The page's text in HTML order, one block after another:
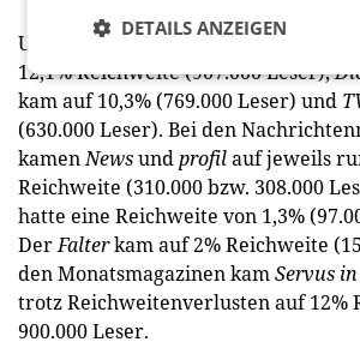
Unter den Magazinen erzielte das
12,1% Reichweite (907.000 Leser),
kam auf 10,3% (769.000 Leser) und
(630.000 Leser). Bei den
kamenNewsundprofilauf jeweils
Reichweite (310.000 bzw. 308.000
hatte eine Reichweite von 1,3%
DerFalterkam auf 2% Reichweite
den Monatsmagazinen kamServus
trotz Reichweitenverlusten auf 12%
900.000 Leser.
DETAILS ANZEIGEN